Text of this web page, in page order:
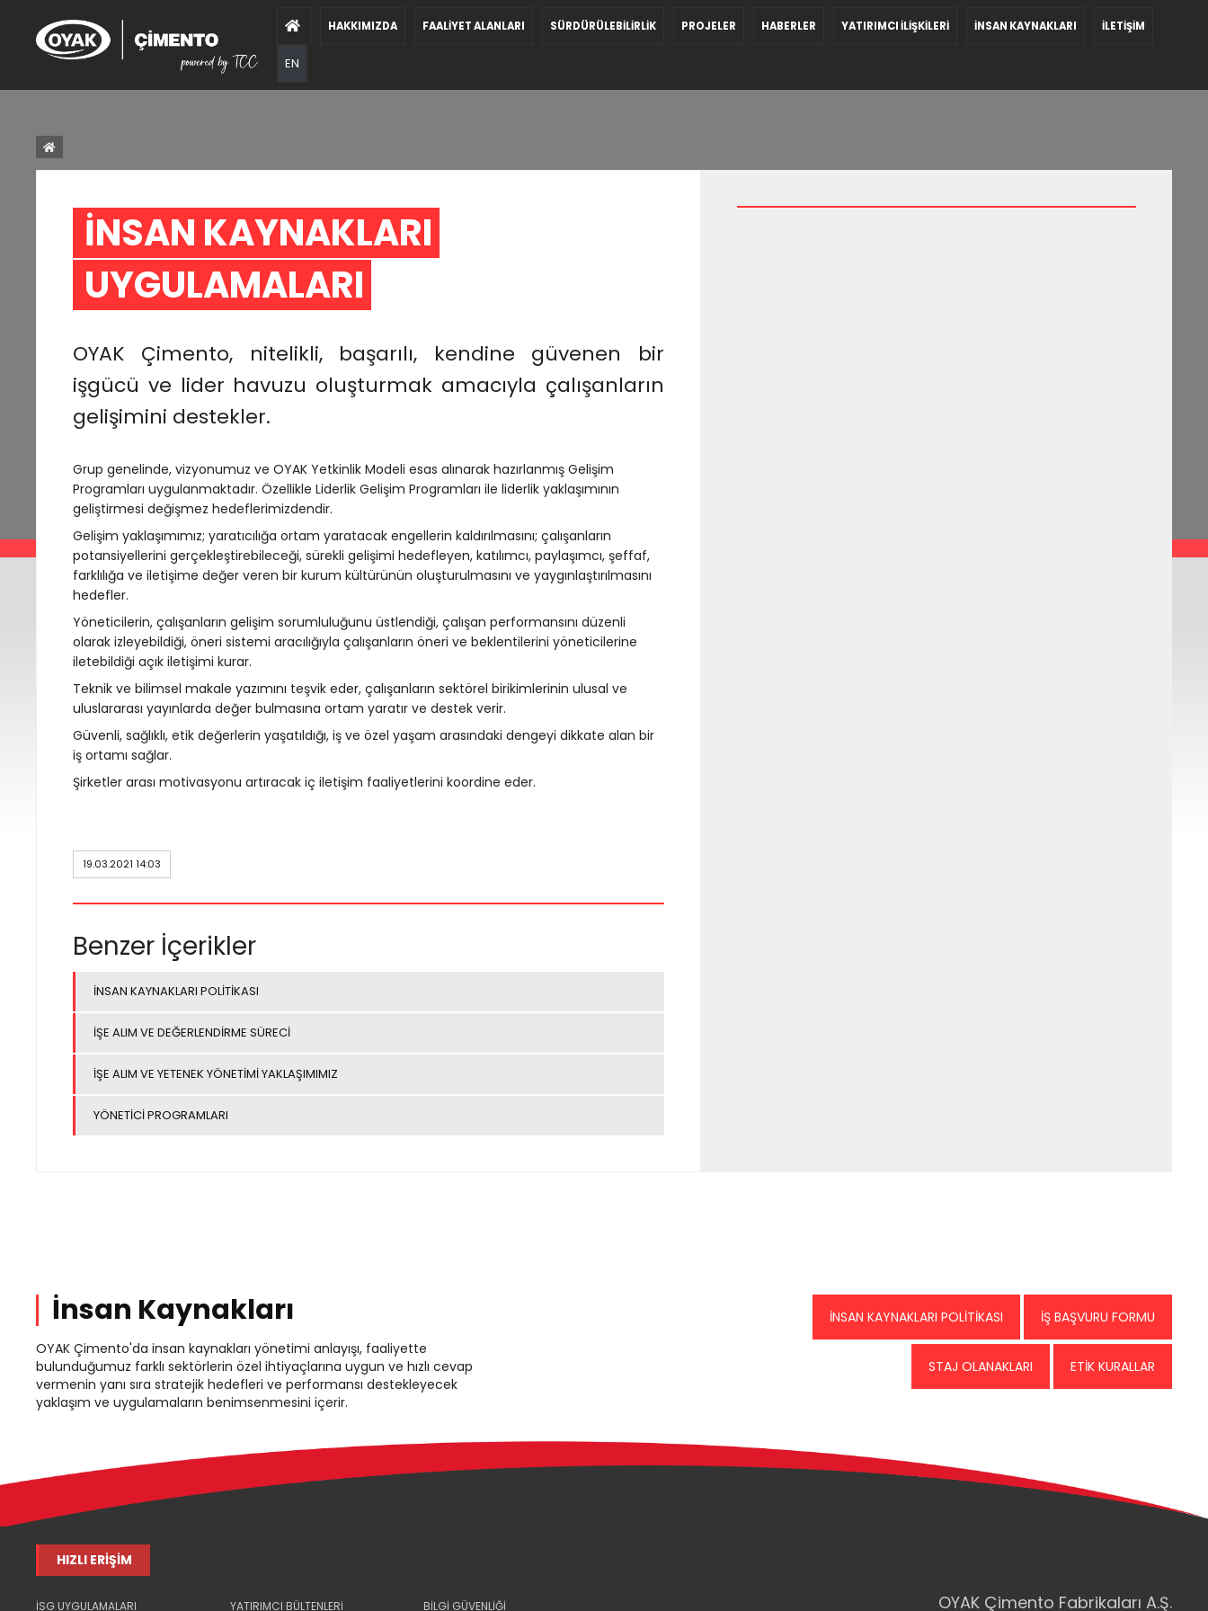
HAKKIMIZDA FAALİYET ALANLARI SÜRDÜRÜLEBİLİRLİK PROJELER HABERLER YATIRIMCI İLİŞKİLERİ İNSAN KAYNAKLARI İLETİŞİM
EN
İNSAN KAYNAKLARI
UYGULAMALARI
OYAK Çimento, nitelikli, başarılı, kendine güvenen bir
işgücü ve lider havuzu oluşturmak amacıyla çalışanların
gelişimini destekler.
Grup genelinde, vizyonumuz ve OYAK Yetkinlik Modeli esas alınarak hazırlanmış Gelişim
Programları uygulanmaktadır. Özellikle Liderlik Gelişim Programları ile liderlik yaklaşımının
geliştirmesi değişmez hedeflerimizdendir.
Gelişim yaklaşımımız; yaratıcılığa ortam yaratacak engellerin kaldırılmasını; çalışanların
potansiyellerini gerçekleştirebileceği, sürekli gelişimi hedefleyen, katılımcı, paylaşımcı, şeffaf,
farklılığa ve iletişime değer veren bir kurum kültürünün oluşturulmasını ve yaygınlaştırılmasını
hedefler.
Yöneticilerin, çalışanların gelişim sorumluluğunu üstlendiği, çalışan performansını düzenli
olarak izleyebildiği, öneri sistemi aracılığıyla çalışanların öneri ve beklentilerini yöneticilerine
iletebildiği açık iletişimi kurar.
Teknik ve bilimsel makale yazımını teşvik eder, çalışanların sektörel birikimlerinin ulusal ve
uluslararası yayınlarda değer bulmasına ortam yaratır ve destek verir.
Güvenli, sağlıklı, etik değerlerin yaşatıldığı, iş ve özel yaşam arasındaki dengeyi dikkate alan bir
iş ortamı sağlar.
Şirketler arası motivasyonu artıracak iç iletişim faaliyetlerini koordine eder.
19.03.2021 14:03
Benzer İçerikler
İNSAN KAYNAKLARI POLİTİKASI
İŞE ALIM VE DEĞERLENDİRME SÜRECİ
İŞE ALIM VE YETENEK YÖNETİMİ YAKLAŞIMIMIZ
YÖNETİCİ PROGRAMLARI
İnsan Kaynakları
OYAK Çimento'da insan kaynakları yönetimi anlayışı, faaliyette
bulunduğumuz farklı sektörlerin özel ihtiyaçlarına uygun ve hızlı cevap
vermenin yanı sıra stratejik hedefleri ve performansı destekleyecek
yaklaşım ve uygulamaların benimsenmesini içerir.
İNSAN KAYNAKLARI POLİTİKASI İŞ BAŞVURU FORMU
STAJ OLANAKLARI ETİK KURALLAR
HIZLI ERİŞİM
İSG UYGULAMALARI YATIRIMCI BÜLTENLERİ BİLGİ GÜVENLİĞİ OYAK Çimento Fabrikaları A.Ş.